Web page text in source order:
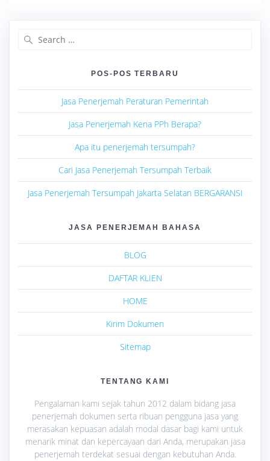
POS-POS TERBARU
Jasa Penerjemah Peraturan Pemerintah
Jasa Penerjemah Kena PPh Berapa?
Apa itu penerjemah tersumpah?
Cari Jasa Penerjemah Tersumpah Terbaik
Jasa Penerjemah Tersumpah Jakarta Selatan BERGARANSI
JASA PENERJEMAH BAHASA
BLOG
DAFTAR KLIEN
HOME
Kirim Dokumen
Sitemap
TENTANG KAMI
Pengalaman kami sejak tahun 2012 dalam bidang jasa
penerjemah dokumen serta ribuan pengguna jasa yang
merasakan kepuasan adalah modal dasar bagi kami untuk
menarik minat dan kepercayaan dari Anda, merupakan jasa
penerjemah terdekat sesuai dengan kebutuhan Anda.